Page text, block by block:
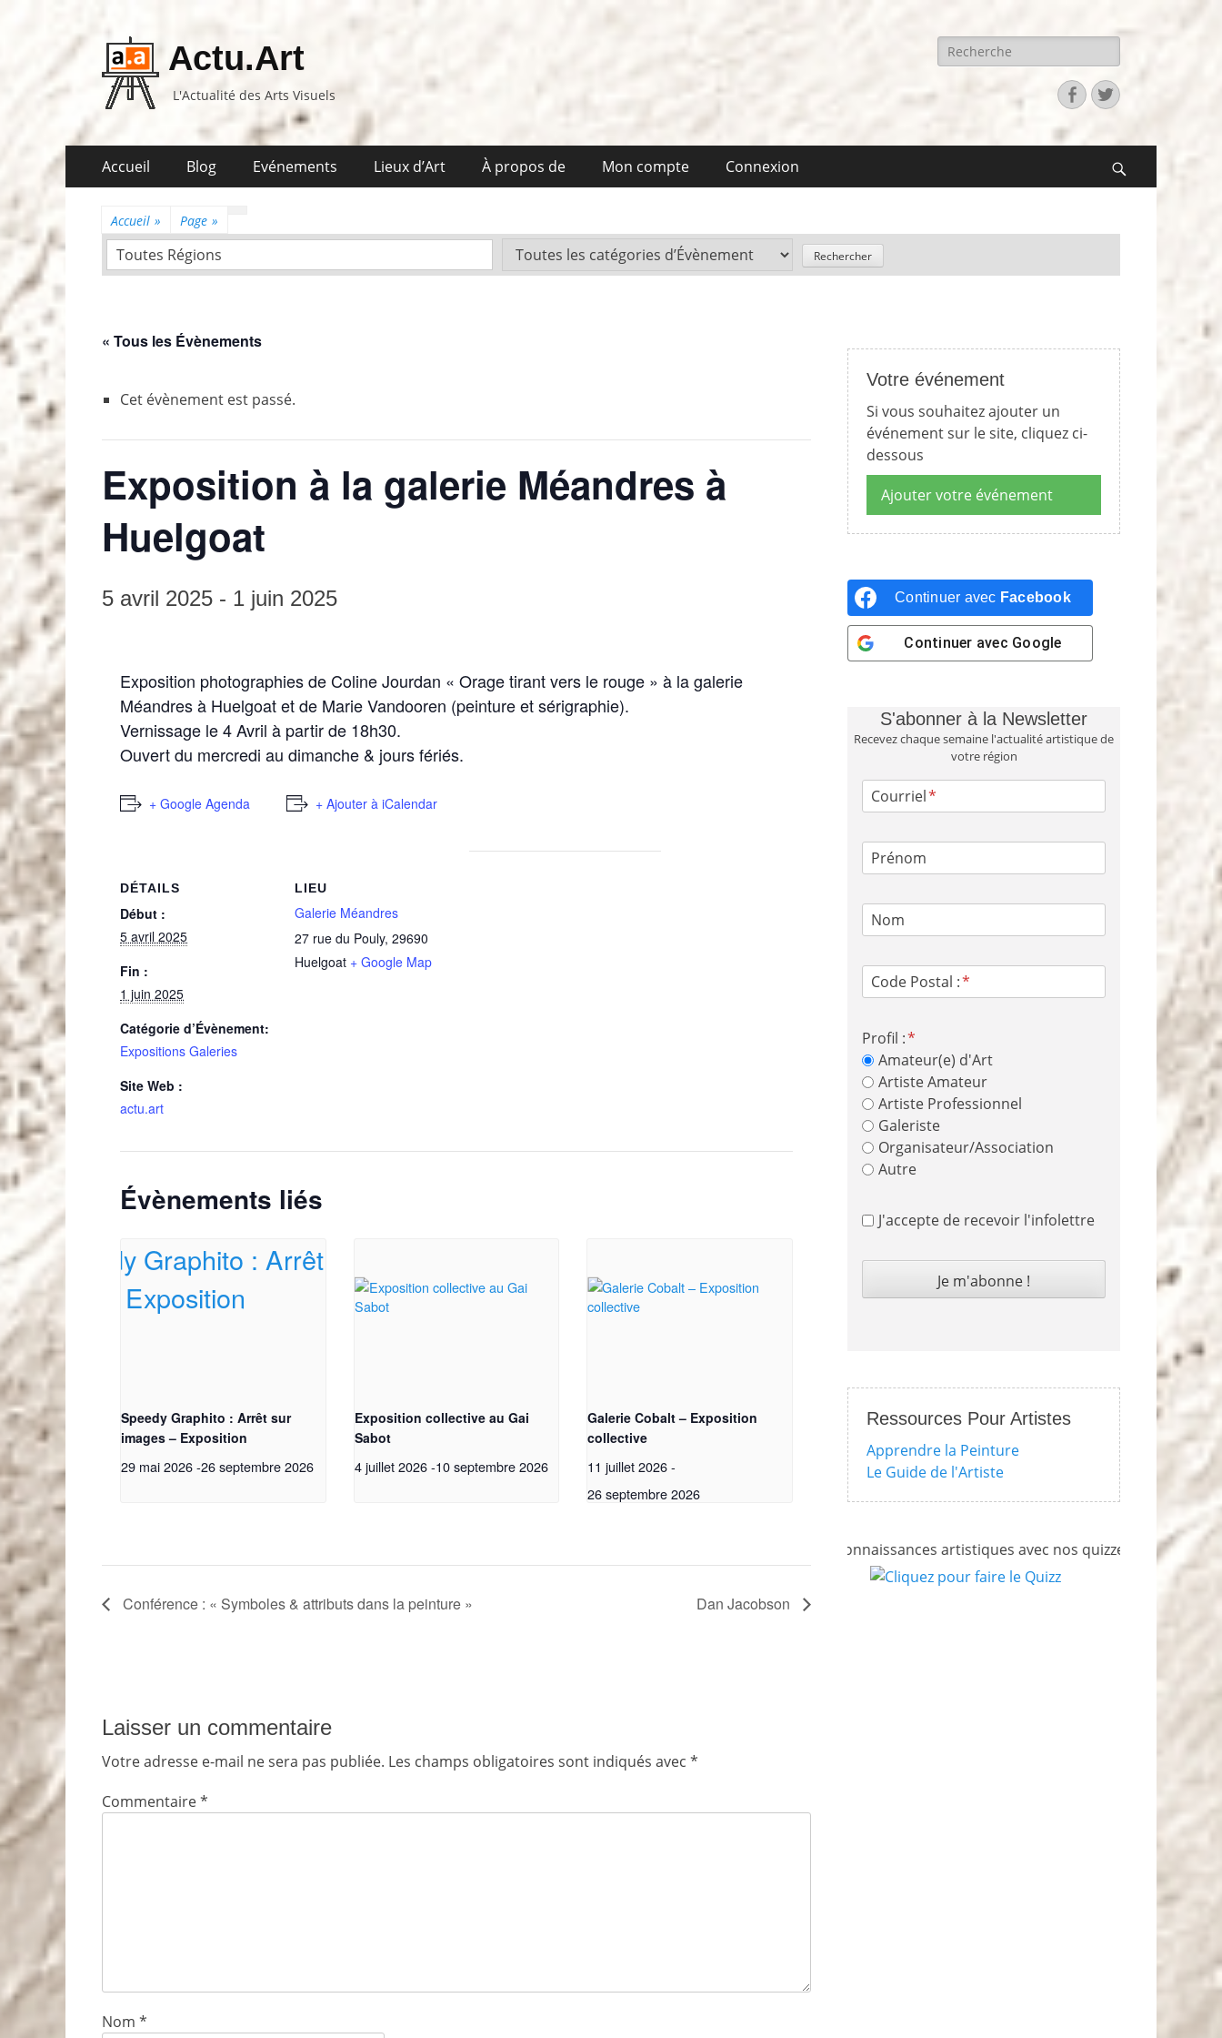
Actu.Art
L'Actualité des Arts Visuels
Recherche
pour:
Facebook
Twitter
Premier
menu
Accueil Blog Evénements Lieux d’Art À propos de Mon compte Connexion
Accueil » Page »
Toutes Régions
« Tous les Évènements
Cet évènement est passé.
Exposition à la galerie Méandres à
Huelgoat
5 avril 2025 - 1 juin 2025
Exposition photographies de Coline Jourdan « Orage tirant vers le rouge » à la galerie
Méandres à Huelgoat et de Marie Vandooren (peinture et sérigraphie).
Vernissage le 4 Avril à partir de 18h30.
Ouvert du mercredi au dimanche & jours fériés.
+ Google Agenda + Ajouter à iCalendar
DÉTAILS
Début :
5 avril 2025
Fin :
1 juin 2025
Catégorie d’Évènement:
Expositions Galeries
Site Web :
actu.art
LIEU
Galerie Méandres
27 rue du Pouly, 29690
Huelgoat + Google Map
Évènements liés
Speedy Graphito : Arrêt sur
images – Exposition
29 mai 2026-26 septembre 2026
Exposition collective au Gai
Sabot
4 juillet 2026 -10 septembre 2026
Galerie Cobalt – Exposition
collective
11 juillet 2026-
26 septembre 2026
Conférence : « Symboles & attributs dans la peinture » Dan Jacobson
Laisser un commentaire
Votre adresse e-mail ne sera pas publiée. Les champs obligatoires sont indiqués avec *
Commentaire*
Nom *
Votre événement
Si vous souhaitez ajouter un
événement sur le site, cliquez ci-
dessous
Ajouter votre événement
Continuer avec Facebook
Continuer avec Google
S'abonner à la Newsletter
Recevez chaque semaine l'actualité artistique de
votre région
Courriel
Prénom
Nom
Code Postal :
Profil :
Amateur(e) d'Art
Artiste Amateur
Artiste Professionnel
Galeriste
Organisateur/Association
Autre
J'accepte de recevoir l'infolettre
Ressources Pour Artistes
Apprendre la Peinture
Le Guide de l'Artiste
Testez vos connaissances artistiques avec nos quizzes sur